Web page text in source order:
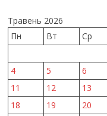
Травень 2026
Пн
Вт Ср
4
5 6
11
12 13
18
19 20